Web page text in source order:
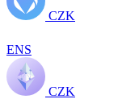
CZK
ENS
CZK